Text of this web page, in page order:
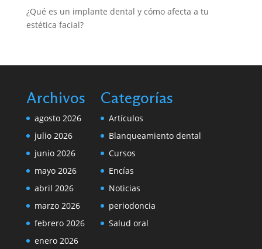
¿Qué es un implante dental y cómo afecta a tu
estética facial?
Archivos
agosto 2026
julio 2026
junio 2026
mayo 2026
abril 2026
marzo 2026
febrero 2026
enero 2026
Categorías
Artículos
Blanqueamiento dental
Cursos
Encías
Noticias
periodoncia
Salud oral